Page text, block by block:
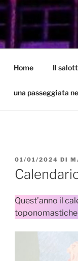
Un Blog sul
Home Il
una passeggiata
PUBBLICATO
IL
01/01/2024 DI
Quest’anno il
toponomastiche